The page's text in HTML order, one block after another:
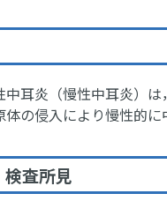
中耳炎（慢性中耳炎）
体の侵入により慢性的
査所見